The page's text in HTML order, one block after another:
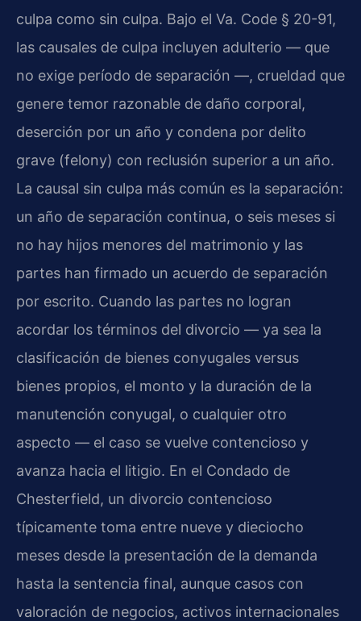
culpa como sin culpa. Bajo el Va. Code § 20-91,
las causales de culpa incluyen adulterio — que
no exige período de separación —, crueldad que
genere temor razonable de daño corporal,
deserción por un año y condena por delito
grave (felony) con reclusión superior a un año.
La causal sin culpa más común es la separación:
un año de separación continua, o seis meses si
no hay hijos menores del matrimonio y las
partes han firmado un acuerdo de separación
por escrito. Cuando las partes no logran
acordar los términos del divorcio — ya sea la
clasificación de bienes conyugales versus
bienes propios, el monto y la duración de la
manutención conyugal, o cualquier otro
aspecto — el caso se vuelve contencioso y
avanza hacia el litigio. En el Condado de
Chesterfield, un divorcio contencioso
típicamente toma entre nueve y dieciocho
meses desde la presentación de la demanda
hasta la sentencia final, aunque casos con
valoración de negocios, activos internacionales